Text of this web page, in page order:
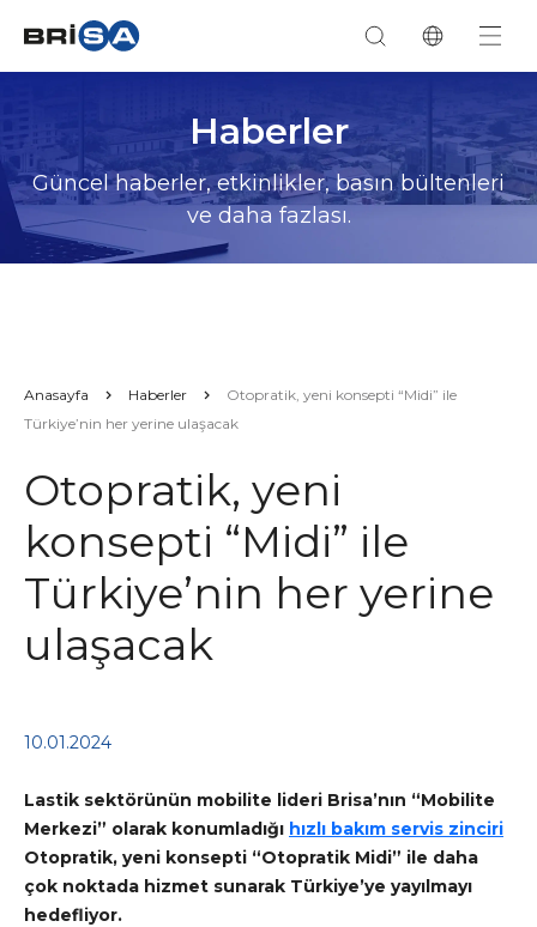
Haberler
Güncel haberler, etkinlikler, basın bültenleri
ve daha fazlası.
Anasayfa Haberler
Otopratik, yeni konsepti “Midi” ile
Türkiye’nin her yerine ulaşacak
Otopratik, yeni
konsepti “Midi” ile
Türkiye’nin her yerine
ulaşacak
10.01.2024
Lastik sektörünün mobilite lideri Brisa’nın “Mobilite
Merkezi” olarak konumladığı hızlı bakım servis zinciri
Otopratik, yeni konsepti “Otopratik Midi” ile daha
çok noktada hizmet sunarak Türkiye’ye yayılmayı
hedefliyor.